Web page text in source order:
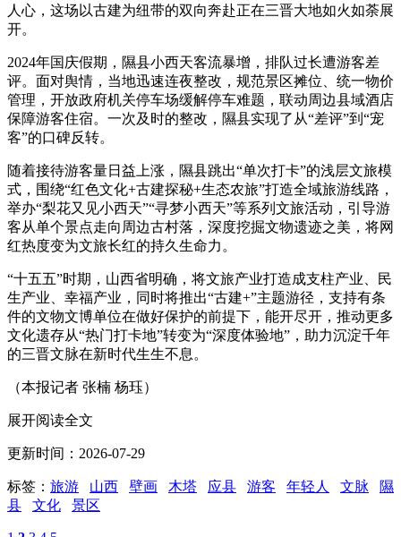
人心，这场以古建为纽带的双向奔赴正在三晋大地如火如荼展
开。
2024年国庆假期，隰县小西天客流暴增，排队过长遭游客差
评。面对舆情，当地迅速连夜整改，规范景区摊位、统一物价
管理，开放政府机关停车场缓解停车难题，联动周边县域酒店
保障游客住宿。一次及时的整改，隰县实现了从“差评”到“宠
客”的口碑反转。
随着接待游客量日益上涨，隰县跳出“单次打卡”的浅层文旅模
式，围绕“红色文化+古建探秘+生态农旅”打造全域旅游线路，
举办“梨花又见小西天”“寻梦小西天”等系列文旅活动，引导游
客从单个景点走向周边古村落，深度挖掘文物遗迹之美，将网
红热度变为文旅长红的持久生命力。
“十五五”时期，山西省明确，将文旅产业打造成支柱产业、民
生产业、幸福产业，同时将推出“古建+”主题游径，支持有条
件的文物文博单位在做好保护的前提下，能开尽开，推动更多
文化遗存从“热门打卡地”转变为“深度体验地”，助力沉淀千年
的三晋文脉在新时代生生不息。
（本报记者 张楠 杨珏）
展开阅读全文
更新时间：2026-07-29
标签： 旅游 山西 壁画 木塔 应县 游客 年轻人 文脉
隰
县
文化 景区